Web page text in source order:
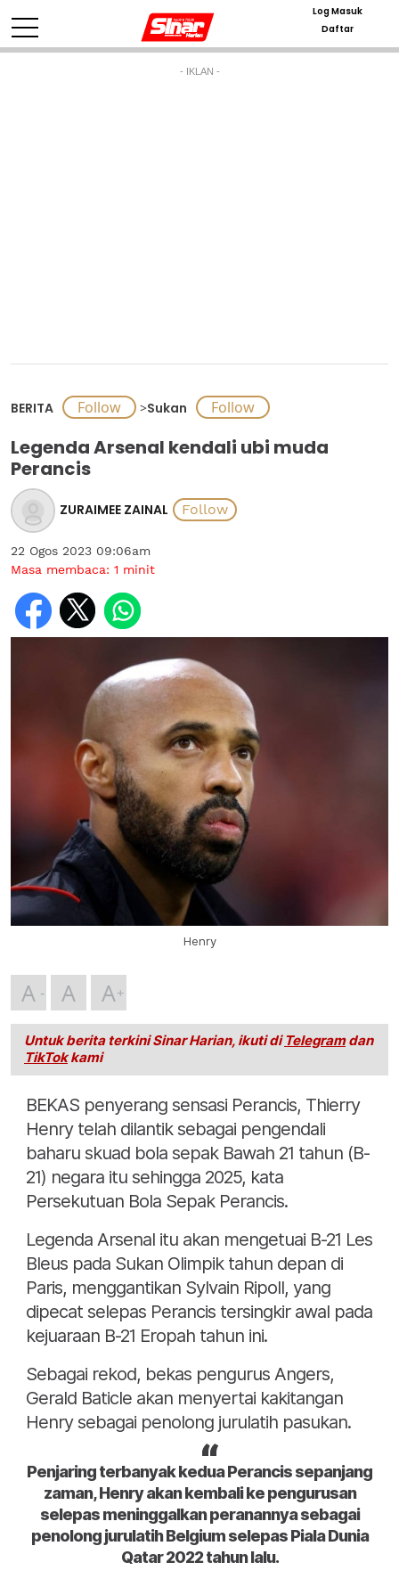
Log Masuk
Daftar
- IKLAN -
BERITA >Sukan
Legenda Arsenal kendali ubi muda
Perancis
ZURAIMEE ZAINAL
22 Ogos 2023 09:06am
Masa membaca: 1 minit
Henry
A A A
Untuk berita terkini Sinar Harian, ikuti di Telegramdan
TikTokkami
BEKAS penyerang sensasi Perancis, Thierry
Henry telah dilantik sebagai pengendali
baharu skuad bola sepak Bawah 21 tahun (B-
21) negara itu sehingga 2025, kata
Persekutuan Bola Sepak Perancis.
Legenda Arsenal itu akan mengetuai B-21 Les
Bleus pada Sukan Olimpik tahun depan di
Paris, menggantikan Sylvain Ripoll, yang
dipecat selepas Perancis tersingkir awal pada
kejuaraan B-21 Eropah tahun ini.
Sebagai rekod, bekas pengurus Angers,
Gerald Baticle akan menyertai kakitangan
Henry sebagai penolong jurulatih pasukan.
Penjaring terbanyak kedua Perancis sepanjang
zaman, Henry akan kembali ke pengurusan
selepas meninggalkan peranannya sebagai
penolong jurulatih Belgium selepas Piala Dunia
Qatar 2022 tahun lalu.